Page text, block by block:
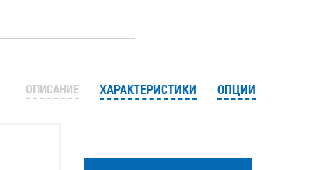
ОПИСАНИЕ ХАРАКТЕРИСТИКИ ОПЦИИ